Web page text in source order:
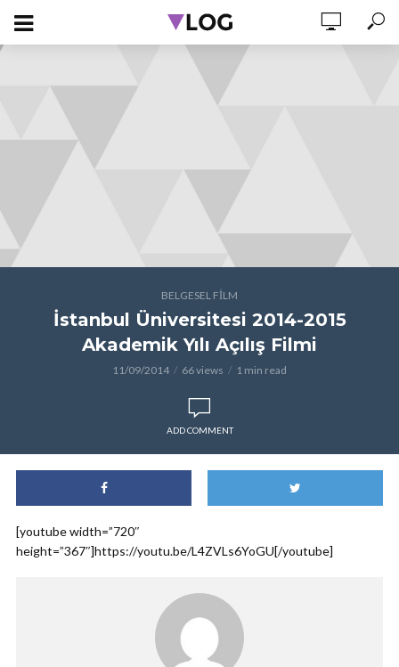
BELGESEL FILM
İstanbul Üniversitesi 2014-2015
Akademik Yılı Açılış Filmi
11/09/2014 66 views 1 min read
ADD COMMENT
[youtube width=”720″
height=”367″]https://youtu.be/L4ZVLs6YoGU[/youtube]